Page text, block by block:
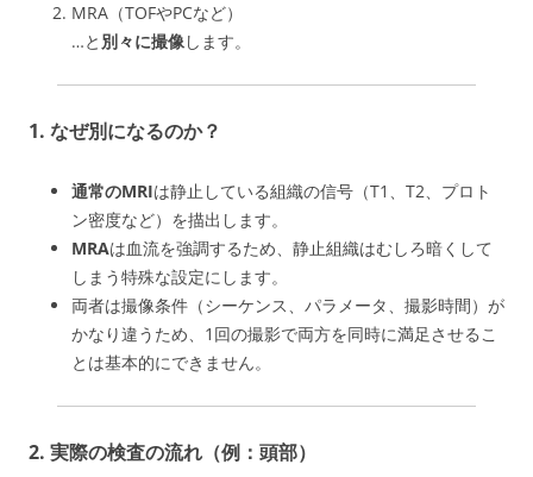
MRA（TOFやPCなど）
…と 別々に撮像します。
1. なぜ別になるのか？
通常のMRIは静止している組織の信号（T1、T2、プロト
ン密度など）を描出します。
MRAは血流を強調するため、静止組織はむしろ暗くして
しまう特殊な設定にします。
両者は撮像条件（シーケンス、パラメータ、撮影時間）が
かなり違うため、1回の撮影で両方を同時に満足させるこ
とは基本的にできません。
2. 実際の検査の流れ（例：頭部）